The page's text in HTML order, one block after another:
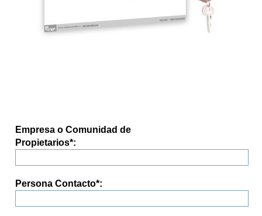
Empresa o Comunidad de
Propietarios*:
Persona Contacto*: